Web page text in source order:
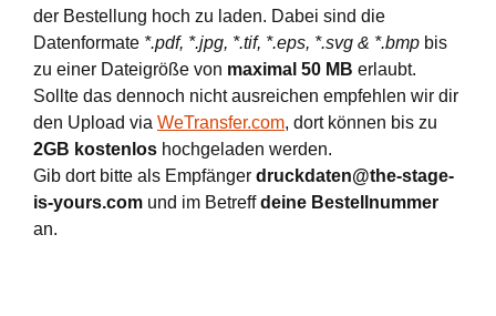
der Bestellung hoch zu laden. Dabei sind die
Datenformate *.pdf, *.jpg, *.tif, *.eps, *.svg & *.bmp bis
zu einer Dateigröße von maximal 50 MB erlaubt.
Sollte das dennoch nicht ausreichen empfehlen wir dir
den Upload via WeTransfer.com, dort können bis zu
2GB kostenlos hochgeladen werden.
Gib dort bitte als Empfänger druckdaten@the-stage-
is-yours.com und im Betreffdeine Bestellnummer
an.